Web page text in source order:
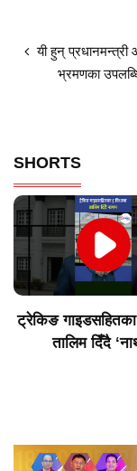
यी हुन् प्रधानमन्त्री
भ्रमणका
SHORTS
ट्रेकिङ गाइडसहितका
तालिम दिँदै